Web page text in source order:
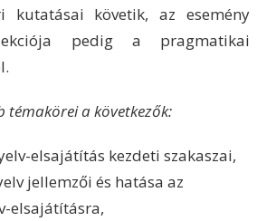
kutatásai követik, az esemény
pedig a pragmatikai
témakörei a következők:
elsajátítás kezdeti szakaszai,
jellemzői és hatása az
elsajátításra,